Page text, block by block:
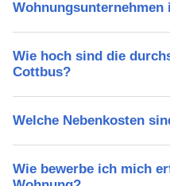
Wohnungsunternehmen
Wie hoch sind die
Cottbus?
Welche Nebenkosten
Wie bewerbe ich mich